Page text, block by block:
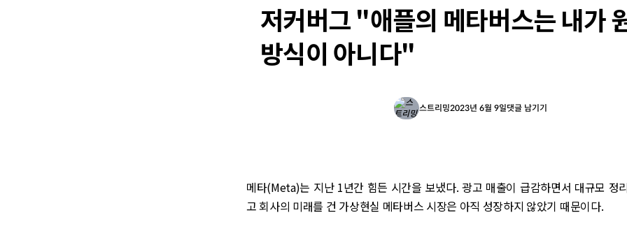
저커버그 "애플의 메타버스는 내가
방식이 아니다"
스트리밍2023년 6월 9일댓글 남기기
메타(Meta)는 지난 1년간 힘든 시간을 보냈다. 광고 매출이 급감하면서 대규모 정
고 회사의 미래를 건 가상현실 메타버스 시장은 아직 성장하지 않았기 때문이다.